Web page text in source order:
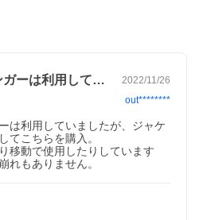
湾曲した形のマワハンガーは利用していま… 2022/11/26
out********
は利用していましたが、ジャケ
てこちらを購入。
移動で使用したりしています
れもありません。